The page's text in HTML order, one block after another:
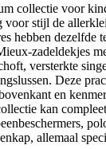
collectie voor
voor stijl de
hebben dezelfde
zadeldekjes
versterkte
Deze
en
kan
allemaal